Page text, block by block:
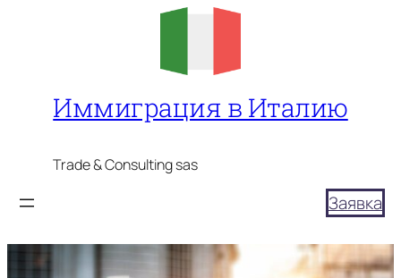
Иммиграция в Италию
Trade & Consulting sas
Заявка